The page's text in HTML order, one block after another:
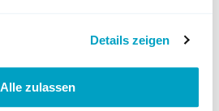
Details zeigen
Alle zulassen
nur 0.008 Prozent
entsprechen
Waldvogel. Die